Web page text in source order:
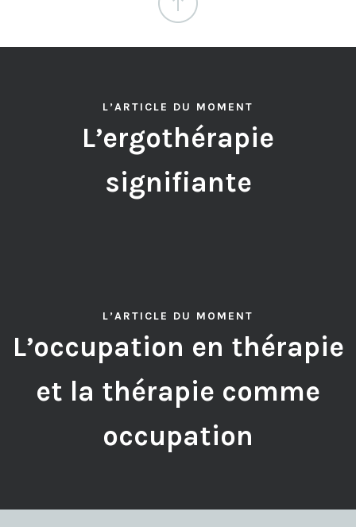
L’ARTICLE DU MOMENT
L’ergothérapie
signifiante
L’ARTICLE DU MOMENT
L’occupation en thérapie
et la thérapie comme
occupation